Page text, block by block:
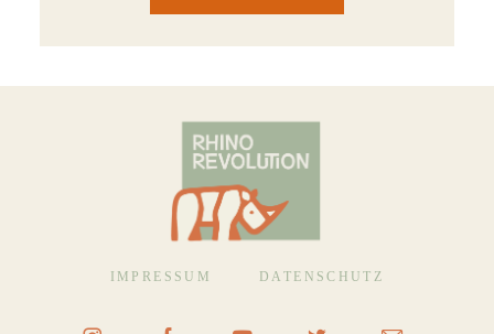
IMPRESSUM DATENSCHUTZ